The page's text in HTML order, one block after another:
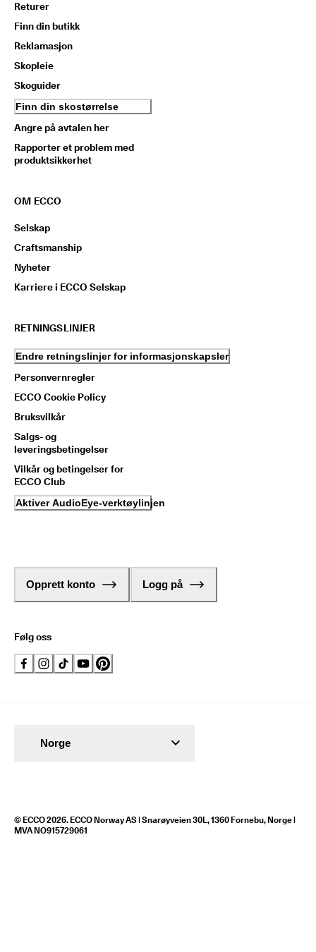
Returer
Finn din butikk
Reklamasjon
Skopleie
Skoguider
Finn din skostørrelse
Angre på avtalen her
Rapporter et problem med
produktsikkerhet
OM ECCO
Selskap
Craftsmanship
Nyheter
Karriere i ECCO Selskap
RETNINGSLINJER
Endre retningslinjer for informasjonskapsler
Personvernregler
ECCO Cookie Policy
Bruksvilkår
Salgs- og
leveringsbetingelser
Vilkår og betingelser for
ECCO Club
Aktiver AudioEye-verktøylinjen
Opprett konto Logg på
Følg oss
© ECCO 2026. ECCO Norway AS | Snarøyveien 30L, 1360 Fornebu, Norge |
MVA NO915729061
Norge